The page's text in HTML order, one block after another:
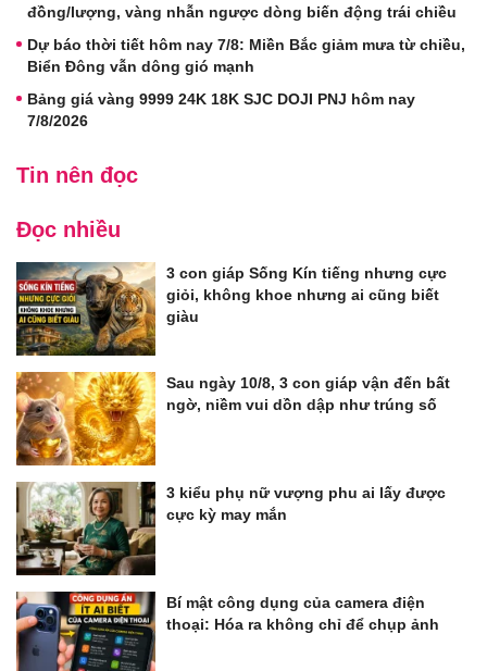
đồng/lượng, vàng nhẫn ngược dòng biến động trái chiều
Dự báo thời tiết hôm nay 7/8: Miền Bắc giảm mưa từ chiều,
Biển Đông vẫn dông gió mạnh
Bảng giá vàng 9999 24K 18K SJC DOJI PNJ hôm nay
7/8/2026
Tin nên đọc
Đọc nhiều
3 con giáp Sống Kín tiếng nhưng cực
giỏi, không khoe nhưng ai cũng biết
giàu
Sau ngày 10/8, 3 con giáp vận đến bất
ngờ, niềm vui dồn dập như trúng số
3 kiểu phụ nữ vượng phu ai lấy được
cực kỳ may mắn
Bí mật công dụng của camera điện
thoại: Hóa ra không chỉ để chụp ảnh